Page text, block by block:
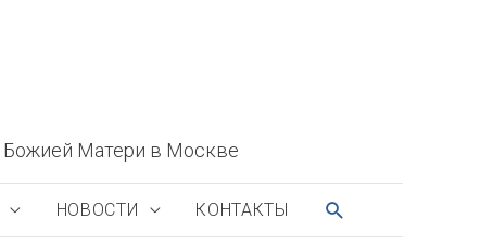
Божией Матери в Москве
НОВОСТИ КОНТАКТЫ ПОИСК